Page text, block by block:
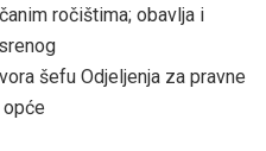
ročištima; obavlja i
šefu Odjeljenja za pravne